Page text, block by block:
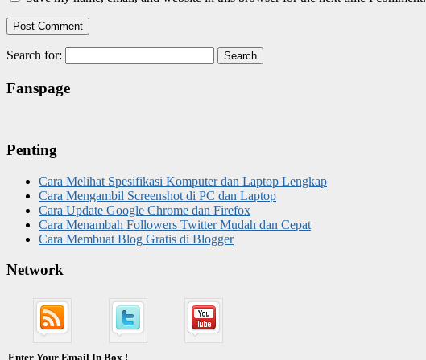
Search for:
Fanspage
Penting
Cara Melihat Spesifikasi Komputer dan Laptop Lengkap
Cara Mengambil Screenshot di PC dan Laptop
Cara Update Google Chrome dan Firefox
Cara Menambah Followers Twitter Mudah dan Cepat
Cara Membuat Blog Gratis di Blogger
Network
Enter Your Email In Box !